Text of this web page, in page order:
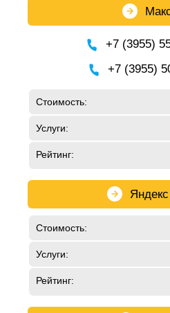
+7 (3955)
+7 (3955)
Стоимость:
Услуги:
Рейтинг:
Стоимость:
Услуги:
Рейтинг: